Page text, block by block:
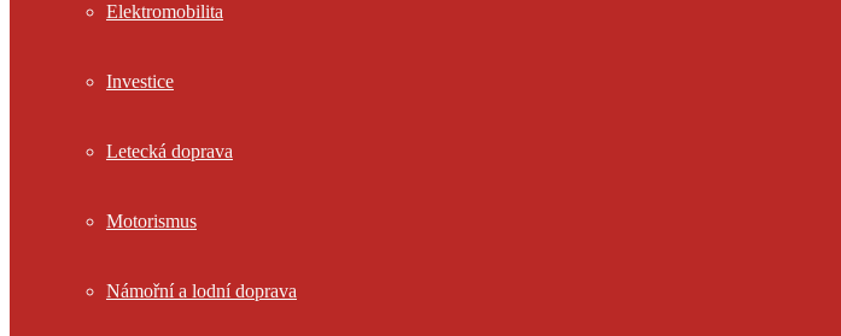
Elektromobilita
Investice
Letecká doprava
Motorismus
Námořní a lodní doprava